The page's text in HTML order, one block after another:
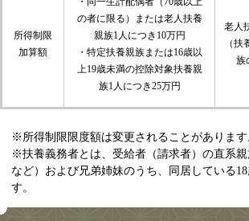
所得制限
加算額
の者に限る）または老人扶養
親族1人につき10万円
・特定扶養親族または16歳以
上19歳未満の控除対象扶養親
族1人につき25万円
老人
（
族
※所得制限限度額は変更されることがあります
※扶養義務者とは、受給者（請求者）の直系
など）および兄弟姉妹のうち、同居している
す。​